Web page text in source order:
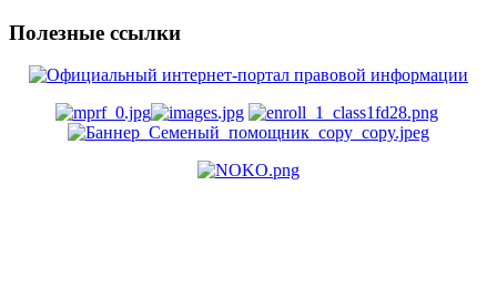
Полезные ссылки